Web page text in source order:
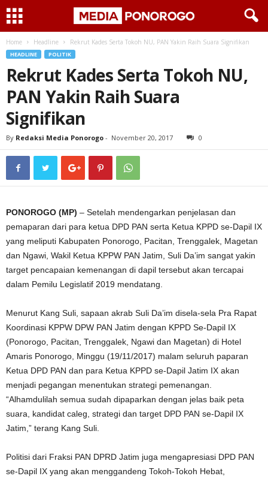
Home Headline Rekrut Kades Serta Tokoh NU, PAN Yakin Raih Suara Signifikan
HEADLINE POLITIK
Rekrut Kades Serta Tokoh NU,
PAN Yakin Raih Suara
Signifikan
By Redaksi Media Ponorogo - November 20, 2017 0
PONOROGO (MP) – Setelah mendengarkan penjelasan dan
pemaparan dari para ketua DPD PAN serta Ketua KPPD se-Dapil IX
yang meliputi Kabupaten Ponorogo, Pacitan, Trenggalek, Magetan
dan Ngawi, Wakil Ketua KPPW PAN Jatim, Suli Da’im sangat yakin
target pencapaian kemenangan di dapil tersebut akan tercapai
dalam Pemilu Legislatif 2019 mendatang.
Menurut Kang Suli, sapaan akrab Suli Da’im disela-sela Pra Rapat
Koordinasi KPPW DPW PAN Jatim dengan KPPD Se-Dapil IX
(Ponorogo, Pacitan, Trenggalek, Ngawi dan Magetan) di Hotel
Amaris Ponorogo, Minggu (19/11/2017) malam seluruh paparan
Ketua DPD PAN dan para Ketua KPPD se-Dapil Jatim IX akan
menjadi pegangan menentukan strategi pemenangan.
“Alhamdulilah semua sudah dipaparkan dengan jelas baik peta
suara, kandidat caleg, strategi dan target DPD PAN se-Dapil IX
Jatim,” terang Kang Suli.
Politisi dari Fraksi PAN DPRD Jatim juga mengapresiasi DPD PAN
se-Dapil IX yang akan menggandeng Tokoh-Tokoh Hebat,